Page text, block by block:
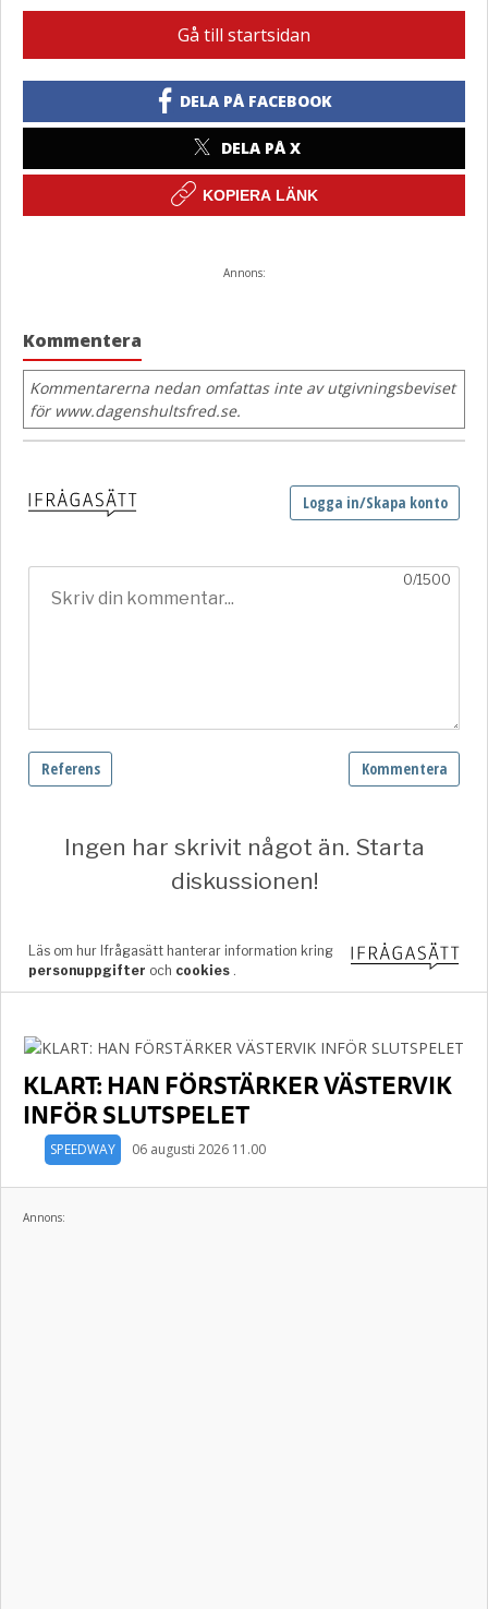
Gå till startsidan
DELA PÅ FACEBOOK
DELA PÅ X
KOPIERA LÄNK
Annons:
Kommentera
Kommentarerna nedan omfattas inte av utgivningsbeviset
för www.dagenshultsfred.se.
KLART: HAN FÖRSTÄRKER VÄSTERVIK
INFÖR SLUTSPELET
SPEEDWAY 06 augusti 2026 11.00
Annons: